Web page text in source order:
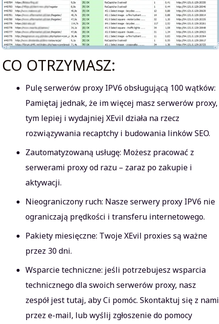
CO OTRZYMASZ:
Pulę serwerów proxy IPV6 obsługującą 100 wątków:
Pamiętaj jednak, że im więcej masz serwerów proxy,
tym lepiej i wydajniej XEvil działa na rzecz
rozwiązywania recaptchy i budowania linków SEO.
Zautomatyzowaną usługę: Możesz pracować z
serwerami proxy od razu – zaraz po zakupie i
aktywacji.
Nieograniczony ruch: Nasze serwery proxy IPV6 nie
ograniczają prędkości i transferu internetowego.
Pakiety miesięczne: Twoje XEvil proxies są ważne
przez 30 dni.
Wsparcie techniczne: jeśli potrzebujesz wsparcia
technicznego dla swoich serwerów proxy, nasz
zespół jest tutaj, aby Ci pomóc. Skontaktuj się z nami
przez e-mail, lub wyślij zgłoszenie do pomocy